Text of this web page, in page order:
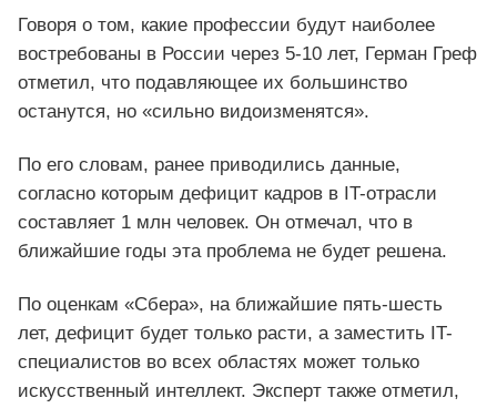
Говоря о том, какие профессии будут наиболее
востребованы в России через 5-10 лет, Герман Греф
отметил, что подавляющее их большинство
останутся, но «сильно видоизменятся».
По его словам, ранее приводились данные,
согласно которым дефицит кадров в IT-отрасли
составляет 1 млн человек. Он отмечал, что в
ближайшие годы эта проблема не будет решена.
По оценкам «Сбера», на ближайшие пять-шесть
лет, дефицит будет только расти, а заместить IT-
специалистов во всех областях может только
искусственный интеллект. Эксперт также отметил,